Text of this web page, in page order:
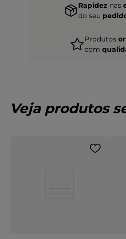
Rapidez nas
do seu
Produtos
com
Veja produtos